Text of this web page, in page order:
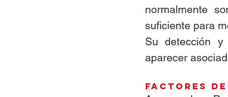
normalmente
suficiente para
Su detección y
aparecer
Factores